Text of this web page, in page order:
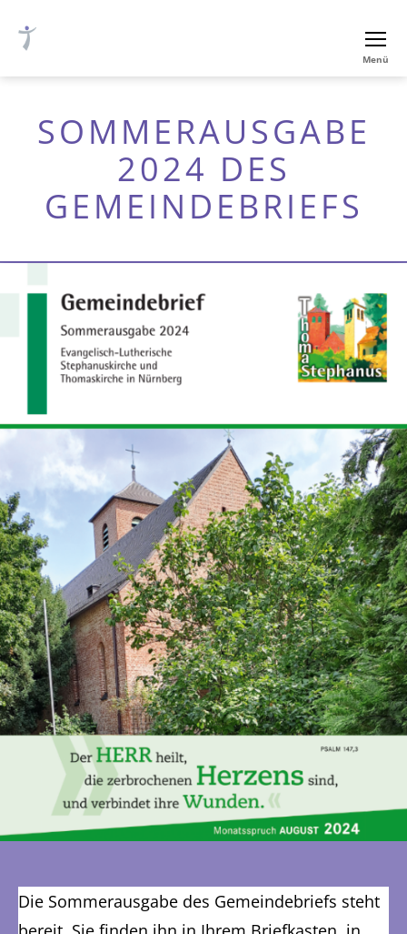
luth.
Nürnberg
Menü
SOMMERAUSGABE
2024 DES
GEMEINDEBRIEFS
Die Sommerausgabe des Gemeindebriefs steht